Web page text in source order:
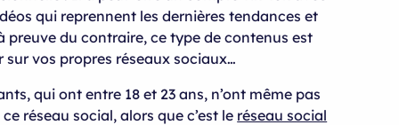
qui reprennent les dernières tendances et
preuve du contraire, ce type de contenus est
vos propres réseaux sociaux…
qui ont entre 18 et 23 ans, n’ont même pas
réseau social, alors que c’est le réseau social